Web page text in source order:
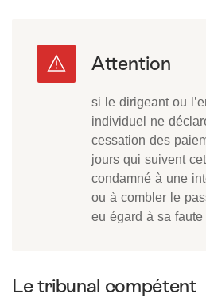
si le dirigeant ou
individuel ne
cessation des
jours qui suivent
condamné à une
ou à combler le
eu égard à sa
Le tribunal compétent